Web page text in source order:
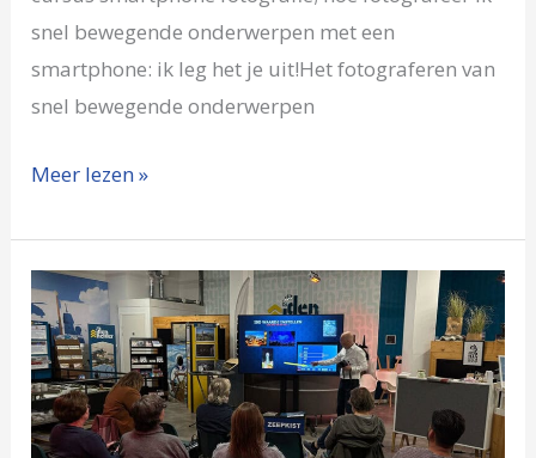
snel bewegende onderwerpen met een
smartphone: ik leg het je uit!Het fotograferen van
snel bewegende onderwerpen
Meer lezen »
Smartphone
fotografie
op
locatie